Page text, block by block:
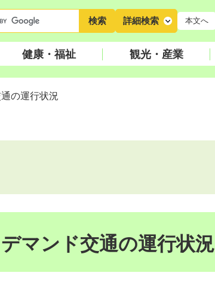
詳細検索 本文へ
健康・福祉 観光・産業
の運行状況
デマンド交通の運行状況